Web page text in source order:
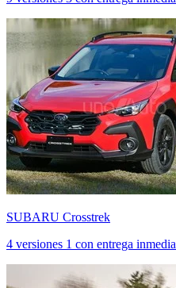
SUBARU Crosstrek
4 versiones 1 con entrega